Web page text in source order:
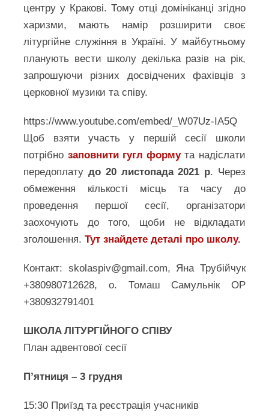
центру у Кракові. Тому отці домініканці згідно
харизми, мають намір розширити своє
літургійне служіння в Україні. У майбутньому
планують вести школу декілька разів на рік,
запрошуючи різних досвідчених фахівців з
церковної музики та співу.
https://www.youtube.com/embed/_W07Uz-IA5Q
Щоб взяти участь у першій сесії школи
потрібно заповнити гугл форму та надіслати
передоплатудо 20 листопада 2021 р. Через
обмеження кількості місць та часу до
проведення першої сесії, організатори
заохочують до того, щоби не відкладати
зголошення.Тут знайдете деталі про школу.
Контакт: skolaspiv@gmail.com, Яна Трубійчук
+380980712628, о. Томаш Самульнік ОР
+380932791401
ШКОЛA ЛІТУРГІЙНОГО СПІВУ
План адвентової сесії
П’ятниця – 3 грудня
15:30 Приїзд та реєстрація учасників